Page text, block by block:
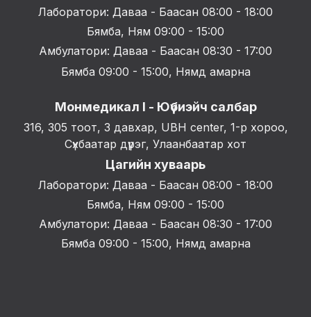
Лаборатори: Даваа - Баасан 08:00 - 18:00
Бямба, Ням 09:00 - 15:00
Амбулатори: Даваа - Баасан 08:30 - 17:00
Бямба 09:00 - 15:00, Нямд амарна
Монмедикал I - Юүбиэйч салбар
316, 305 тоот, 3 давхар, UBH center, 1-р хороо,
Сүхбаатар дүүрэг, Улаанбаатар хот
Цагийн хуваарь
Лаборатори: Даваа - Баасан 08:00 - 18:00
Бямба, Ням 09:00 - 15:00
Амбулатори: Даваа - Баасан 08:30 - 17:00
Бямба 09:00 - 15:00, Нямд амарна